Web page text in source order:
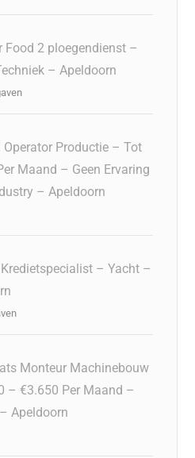
Food 2 ploegendienst –
– Apeldoorn
Operator Productie – Tot
Maand – Geen Ervaring
– Apeldoorn
– Yacht –
Monteur Machinebouw
– €3.650 Per Maand –
Apeldoorn